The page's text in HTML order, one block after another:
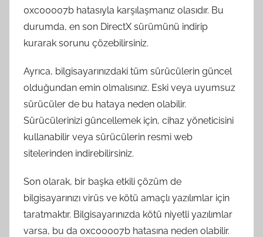
0xc00007b hatasıyla karşılaşmanız olasıdır. Bu
durumda, en son DirectX sürümünü indirip
kurarak sorunu çözebilirsiniz.
Ayrıca, bilgisayarınızdaki tüm sürücülerin güncel
olduğundan emin olmalısınız. Eski veya uyumsuz
sürücüler de bu hataya neden olabilir.
Sürücülerinizi güncellemek için, cihaz yöneticisini
kullanabilir veya sürücülerin resmi web
sitelerinden indirebilirsiniz.
Son olarak, bir başka etkili çözüm de
bilgisayarınızı virüs ve kötü amaçlı yazılımlar için
taratmaktır. Bilgisayarınızda kötü niyetli yazılımlar
varsa, bu da 0xc00007b hatasına neden olabilir.